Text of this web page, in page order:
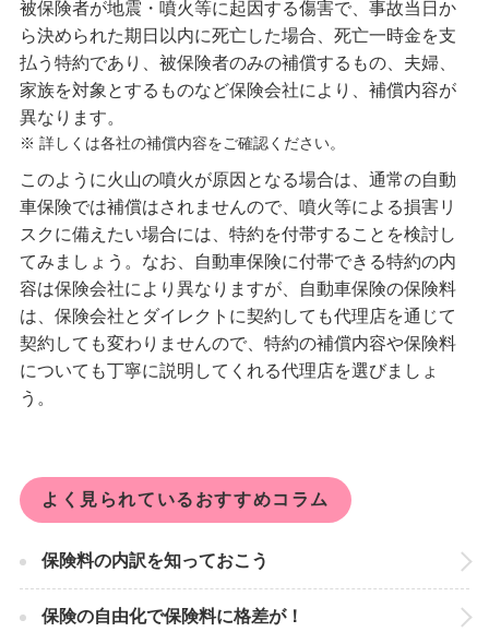
被保険者が地震・噴火等に起因する傷害で、事故当日か
ら決められた期日以内に死亡した場合、死亡一時金を支
払う特約であり、被保険者のみの補償するもの、夫婦、
家族を対象とするものなど保険会社により、補償内容が
異なります。
※ 詳しくは各社の補償内容をご確認ください。
このように火山の噴火が原因となる場合は、通常の自動
車保険では補償はされませんので、噴火等による損害リ
スクに備えたい場合には、特約を付帯することを検討し
てみましょう。なお、自動車保険に付帯できる特約の内
容は保険会社により異なりますが、自動車保険の保険料
は、保険会社とダイレクトに契約しても代理店を通じて
契約しても変わりませんので、特約の補償内容や保険料
についても丁寧に説明してくれる代理店を選びましょ
う。
よく見られているおすすめコラム
保険料の内訳を知っておこう
保険の自由化で保険料に格差が！